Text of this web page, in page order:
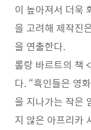
이 높아져서 더욱
을 고려해 제작진
을 연출한다.
롤랑 바르트의 책
다. “흑인들은 영
을 지나가는 작은
지 않은 아프리카